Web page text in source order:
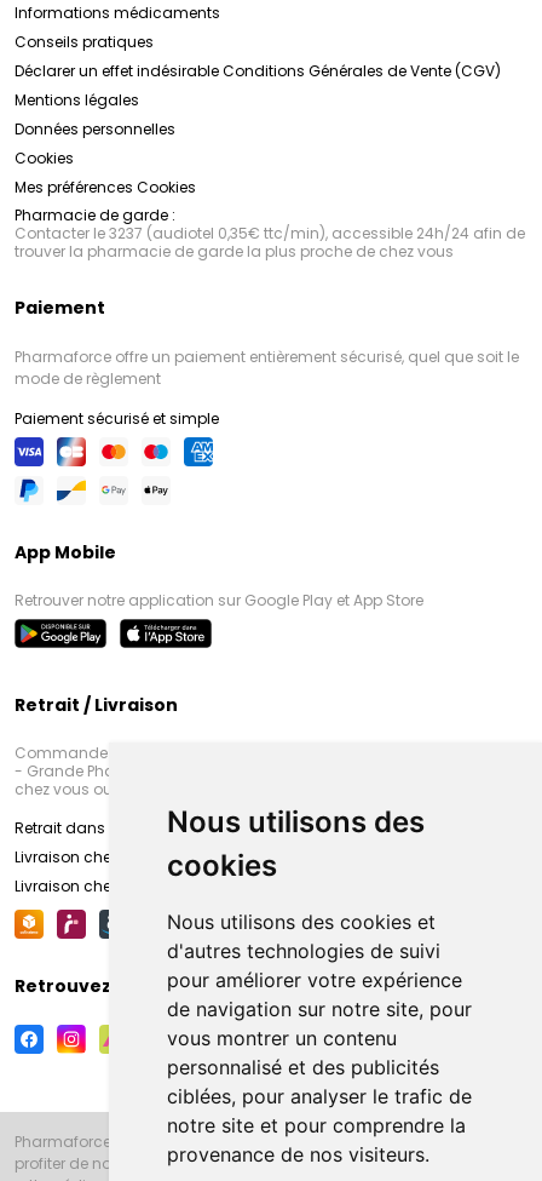
Nous utilisons des
cookies
Nous utilisons des cookies et
d'autres technologies de suivi
pour améliorer votre expérience
de navigation sur notre site, pour
vous montrer un contenu
personnalisé et des publicités
ciblées, pour analyser le trafic de
notre site et pour comprendre la
provenance de nos visiteurs.
Informations médicaments
Conseils pratiques
Déclarer un effet indésirableConditions Générales de Vente (CGV)
Mentions légales
Données personnelles
Cookies
Mes préférences Cookies
Pharmacie de garde :
Contacter le 3237 (audiotel 0,35€ ttc/min), accessible 24h/24 afin de
trouver la pharmacie de garde la plus proche de chez vous
Paiement
Pharmaforce offre un paiement entièrement sécurisé, quel que soit le
mode de règlement
Paiement sécurisé et simple
App Mobile
Retrouver notre application sur Google Play et App Store
Retrait / Livraison
Commandez en ligne et venez chercher votre commande à Amiens
- Grande Pharmacie d’Amiens (Fachon) ou recevez-là rapidement
chez vous ou en point retrait
Retrait dans la pharmacie d’Amiens
Livraison chez vous
Livraison chez votre commerçant
Retrouvez-nous sur vos réseaux sociaux
Pharmaforce.fr et la Grande Pharmacie d’Amiens vous souhaitent de
profiter de notre accueil, de nos conseils pharmaceutiques,